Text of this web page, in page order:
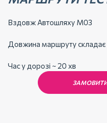
Вздовж Автошляху М03
Довжина маршруту
Час у дорозі ~ 20 хв